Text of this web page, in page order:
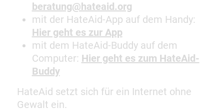
beratung@hateaid.org
mit der HateAid-App auf dem Handy:
Hier geht es zur App
mit dem HateAid-Buddy auf dem
Computer: Hier geht es zum HateAid-
Buddy
HateAid setzt sich für ein Internet ohne
Gewalt ein.